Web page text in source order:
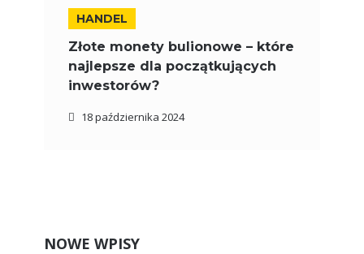
HANDEL
Złote monety bulionowe – które
najlepsze dla początkujących
inwestorów?
18 października 2024
NOWE WPISY